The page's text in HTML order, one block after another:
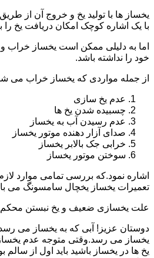
یخساز ها با تولید یخ و خروج آن از
با یک اشاره کوچک امکان دریافت یخ را
اما به دلیلی ممکن است یخساز خراب
خود را نداشته باشد.
از جمله مواردی که یخساز خراب می
عدم یخ سازی
چسبیده شدن یخ ها
عدم رسیدن آب به یخساز
صدای آزار دهنده موتور یخساز
خرابی جک بالابر یخساز
سوختن موتور یخساز
اشاره نمود.که بررسی تمامی موارد
تعمیرات یخساز یخچال سامسونگ می
علت یخسازی ضعیف و یخ نبستن
دوستان عزیز! آبی که به یخساز می رسد
یخساز می رسد.وقتی متوجه عدم
یخ ها در یخساز باشید باید اول از